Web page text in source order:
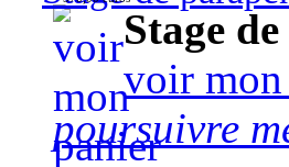
Stage
voir
poursuivre